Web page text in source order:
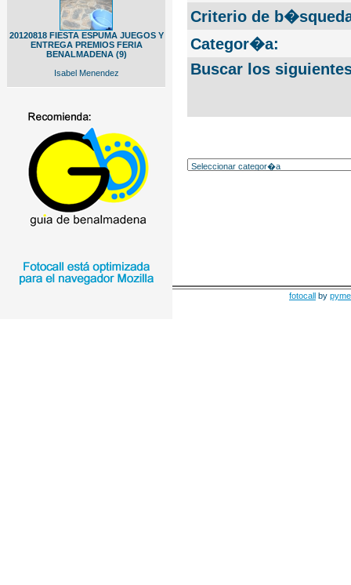
20120818 FIESTA ESPUMA JUEGOS Y
ENTREGA PREMIOS FERIA
BENALMADENA (9)
Isabel Menendez
Criterio de
Categor�a:
Buscar los
fotocall by